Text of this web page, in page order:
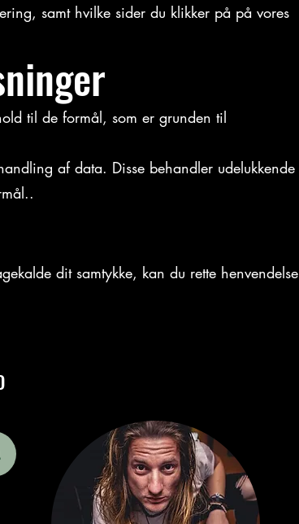
samt hvilke sider du klikker på på vores
til de formål, som er grunden til
af data. Disse behandler udelukkende
dit samtykke, kan du rette henvendelse